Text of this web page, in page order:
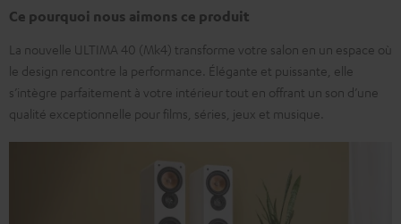
Ce pourquoi nous aimons ce produit
La nouvelle ULTIMA 40 (Mk4) transforme votre salon en un espace où
le design rencontre la performance. Élégante et puissante, elle
s’intègre parfaitement à votre intérieur tout en offrant un son d’une
qualité exceptionnelle pour films, séries, jeux et musique.